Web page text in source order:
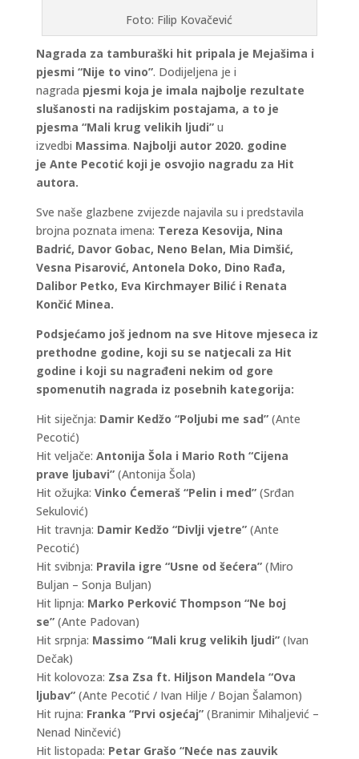
Foto: Filip Kovačević
Nagrada za tamburaški hit pripala je Mejašima i
pjesmi “Nije to vino”. Dodijeljena je i
nagrada pjesmi koja je imala najbolje rezultate
slušanosti na radijskim postajama, a to je
pjesma “Mali krug velikih ljudi” u
izvedbi Massima. Najbolji autor 2020. godine
je Ante Pecotić koji je osvojio nagradu za Hit
autora.
Sve naše glazbene zvijezde najavila su i predstavila
brojna poznata imena: Tereza Kesovija, Nina
Badrić, Davor Gobac, Neno Belan, Mia Dimšić,
Vesna Pisarović, Antonela Doko, Dino Rađa,
Dalibor Petko, Eva Kirchmayer Bilić i Renata
Končić Minea.
Podsjećamo još jednom na sve Hitove mjeseca iz
prethodne godine, koji su se natjecali za Hit
godine i koji su nagrađeni nekim od gore
spomenutih nagrada iz posebnih kategorija:
Hit siječnja: Damir Kedžo “Poljubi me sad” (Ante
Pecotić)
Hit veljače: Antonija Šola i Mario Roth “Cijena
prave ljubavi” (Antonija Šola)
Hit ožujka: Vinko Ćemeraš “Pelin i med” (Srđan
Sekulović)
Hit travnja: Damir Kedžo “Divlji vjetre” (Ante
Pecotić)
Hit svibnja: Pravila igre “Usne od šećera” (Miro
Buljan – Sonja Buljan)
Hit lipnja: Marko Perković Thompson “Ne boj
se” (Ante Padovan)
Hit srpnja: Massimo “Mali krug velikih ljudi” (Ivan
Dečak)
Hit kolovoza: Zsa Zsa ft. Hiljson Mandela “Ova
ljubav” (Ante Pecotić / Ivan Hilje / Bojan Šalamon)
Hit rujna: Franka “Prvi osjećaj” (Branimir Mihaljević –
Nenad Ninčević)
Hit listopada: Petar Grašo “Neće nas zauvik